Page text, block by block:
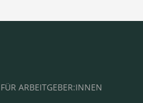
FÜR ARBEITGEBER:INNEN